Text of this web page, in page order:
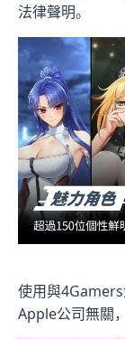
法律聲明。
使用與
Apple公司無關，